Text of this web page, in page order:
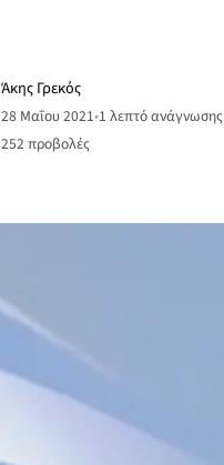
Άκης Γρεκός
28 Μαΐου 2021•1 λεπτό ανάγνωσης
252 προβολές